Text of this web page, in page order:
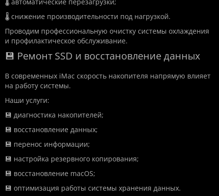
🌡️ снижение производительности под нагрузкой.
Проводим профессиональную очистку системы охлаждения
и профилактическое обслуживание.
💾 Ремонт SSD и восстановление данных
В современных iMac скорость накопителя напрямую влияет
на работу системы.
Наши услуги:
💾 диагностика накопителей;
💾 восстановление данных;
💾 перенос информации;
💾 настройка резервного копирования;
💾 восстановление macOS;
💾 оптимизация работы системы хранения данных.